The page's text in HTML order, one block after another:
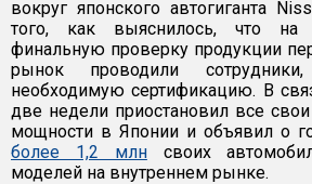
вокруг японского автогиганта
того, как выяснилось, что на
финальную проверку продукции
рынок проводили
необходимую сертификацию. В
две недели приостановил все
мощности в Японии и объявил о
более 1,2 млнсвоих
моделей на внутреннем рынке.